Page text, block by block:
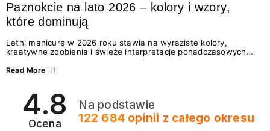
Paznokcie na lato 2026 – kolory i wzory,
które dominują
Letni manicure w 2026 roku stawia na wyraziste kolory,
kreatywne zdobienia i świeże interpretacje ponadczasowych
zarówno energetycznych odcieni inspirowanych wakacjami, jak
2026? Znajdź inspirację dla swojego manicure!
Read More
4.8
Ocena
Na podstawie
122 684opinii z całego okresu